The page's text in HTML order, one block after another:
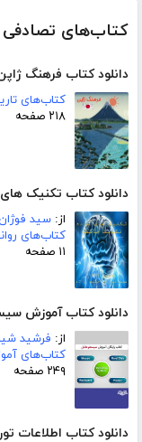
کتاب‌های تصادفی
دانلود کتاب فرهنگ
کتاب‌های
۲۱۸ صفحه
دانلود کتاب تکنیک
از: سید
کتاب‌های
۱۱ صفحه
دانلود کتاب آموزش
از: فرشید
کتاب‌های
۲۴۹ صفحه
دانلود کتاب اطلاعات